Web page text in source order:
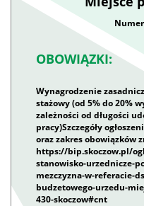
OBOWIĄZKI:
Wynagrodzenie
stażowy (od 5% do 20%
zależności od długości
pracy)Szczegóły
oraz zakres obowiązków
https://bip.skoczow.pl/
stanowisko-urzednicze-
mezczyzna-w-referacie-
budzetowego-urzedu-
430-skoczow#cnt